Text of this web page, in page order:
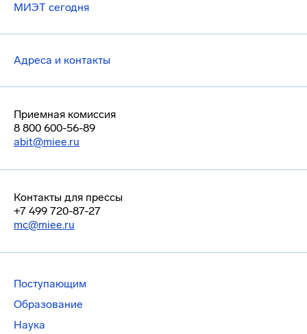
МИЭТ сегодня
Адреса и контакты
Приемная комиссия
8 800 600-56-89
abit@miee.ru
Контакты для прессы
+7 499 720-87-27
mc@miee.ru
Поступающим
Образование
Наука